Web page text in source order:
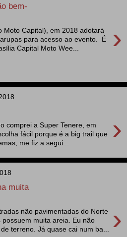
bem-
›
Moto Capital), em 2018 adotará
para acesso ao evento. É
Capital Moto Wee...
›
comprei a Super Tenere, em
fácil porque é a big trail que
me fiz a segui...
muita
›
não pavimentadas do Norte
possuem muita areia. Eu não
terreno. Já quase cai num ba...